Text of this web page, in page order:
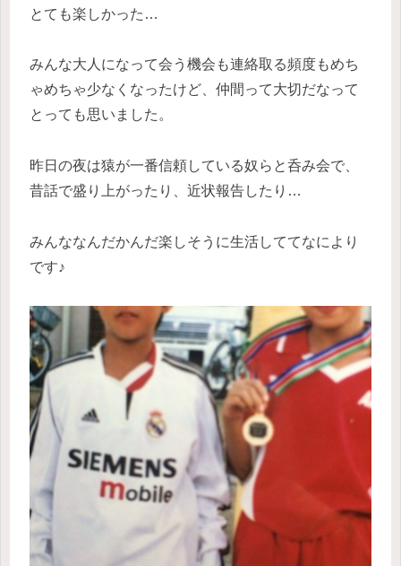
とても楽しかった…
みんな大人になって会う機会も連絡取る頻度もめち
ゃめちゃ少なくなったけど、仲間って大切だなって
とっても思いました。
昨日の夜は猿が一番信頼している奴らと呑み会で、
昔話で盛り上がったり、近状報告したり…
みんななんだかんだ楽しそうに生活しててなにより
です♪